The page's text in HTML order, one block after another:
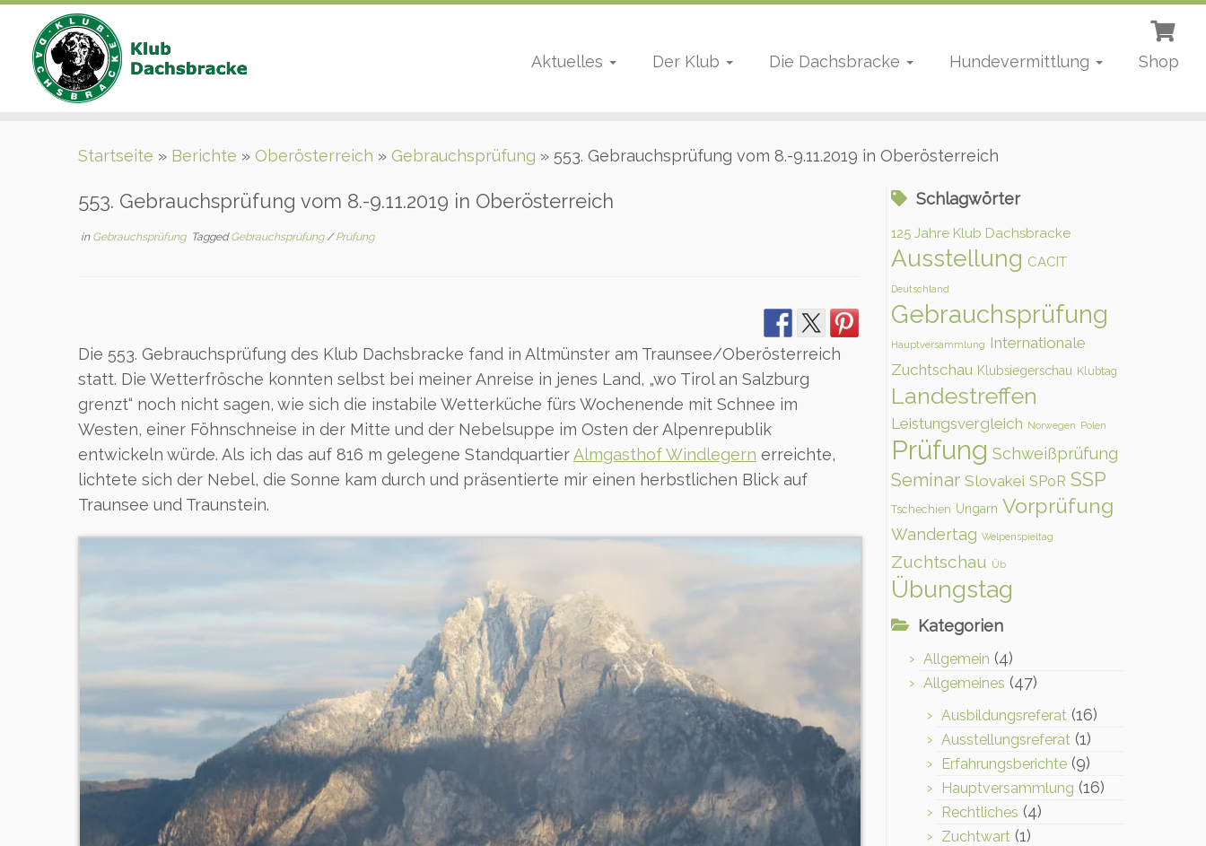
Aktuelles Der Klub Die Dachsbracke Hundevermittlung Shop
Startseite » Berichte » Oberösterreich » Gebrauchsprüfung » 553. Gebrauchsprüfung vom 8.-9.11.2019 in Oberösterreich
553. Gebrauchsprüfung vom 8.-9.11.2019 in Oberösterreich
in Gebrauchsprüfung TaggedGebrauchsprüfung/Prüfung
Die 553. Gebrauchsprüfung des Klub Dachsbracke fand in Altmünster am Traunsee/Oberösterreich
statt. Die Wetterfrösche konnten selbst bei meiner Anreise in jenes Land, „wo Tirol an Salzburg
grenzt“ noch nicht sagen, wie sich die instabile Wetterküche fürs Wochenende mit Schnee im
Westen, einer Föhnschneise in der Mitte und der Nebelsuppe im Osten der Alpenrepublik
entwickeln würde. Als ich das auf 816 m gelegene StandquartierAlmgasthof Windlegern erreichte,
lichtete sich der Nebel, die Sonne kam durch und präsentierte mir einen herbstlichen Blick auf
Traunsee und Traunstein.
Schlagwörter
125 Jahre Klub Dachsbracke
Ausstellung CACIT
Deutschland
Gebrauchsprüfung
Hauptversammlung Internationale
Zuchtschau Klubsiegerschau Klubtag
Landestreffen
Leistungsvergleich Norwegen Polen
Prüfung Schweißprüfung
Seminar Slovakei SPoR SSP
Tschechien Ungarn Vorprüfung
Wandertag Welpenspieltag
Zuchtschau Üb
Übungstag
Kategorien
Allgemein (4)
Allgemeines (47)
Ausbildungsreferat (16)
Ausstellungsreferat (1)
Erfahrungsberichte (9)
Hauptversammlung (16)
Rechtliches (4)
Zuchtwart (1)